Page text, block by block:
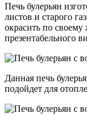
Печь булерьян
листов и старого
окрасить по
презентабельного
Данная печь
подойдет для